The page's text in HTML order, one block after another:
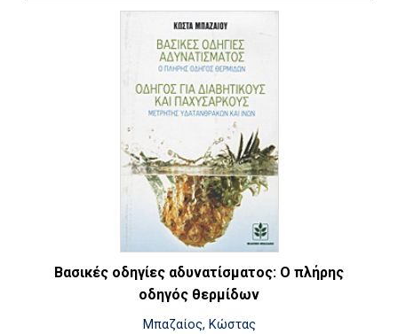
Βασικές οδηγίες αδυνατίσματος: Ο πλήρης
οδηγός θερμίδων
Μπαζαίος, Κώστας